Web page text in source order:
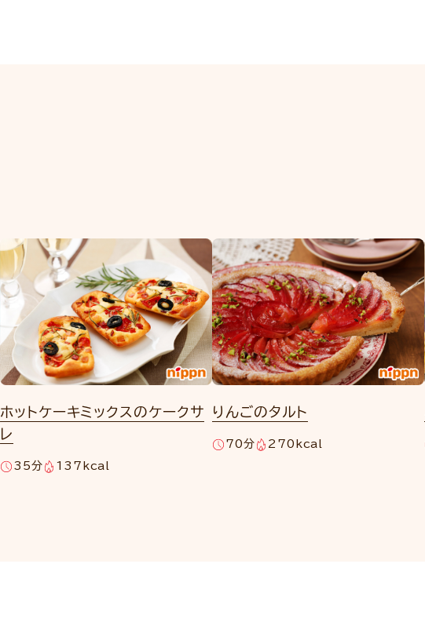
ホットケーキミックスのケークサ
レ
35分 137kcal
りんごのタルト
70分 270kcal